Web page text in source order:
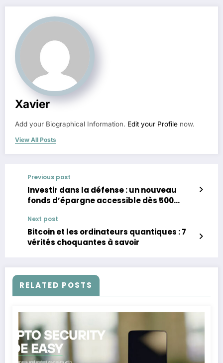
Xavier
Add your Biographical Information. Edit your Profile now.
View All Posts
Previous post
Investir dans la défense : un nouveau
fonds d’épargne accessible dès 500
Next post
Bitcoin et les ordinateurs quantiques : 7
vérités choquantes à savoir
RELATED POSTS